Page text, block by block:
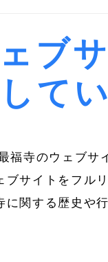
ブ
て
福寺のウェブ
ブサイトをフル
に関する歴史や